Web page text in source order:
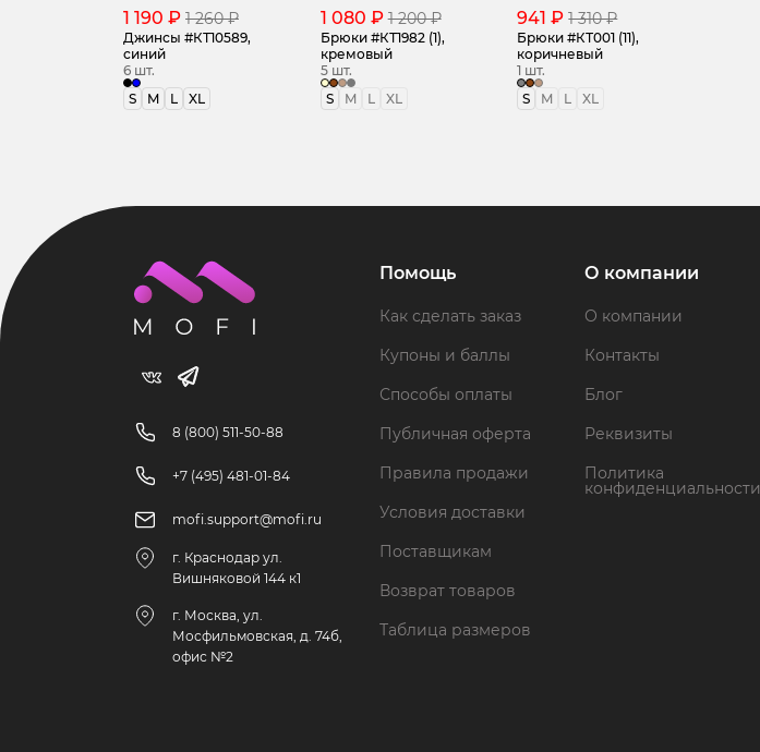
1 190 ₽ 1 260 ₽
Джинсы #КТ10589,
синий
6 шт.
S
M L XL
1 080 ₽ 1 200 ₽
Брюки #КТ1982 (1),
кремовый
5 шт.
S
M L XL
941 ₽ 1 310 ₽
Брюки #КТ001 (11),
коричневый
1 шт.
S
M L XL
8 (800) 511-50-88
+7 (495) 481-01-84
mofi.support@mofi.ru
г. Краснодар ул.
Вишняковой 144 к1
г. Москва, ул.
Мосфильмовская, д. 74б,
офис №2
Помощь
Как сделать заказ
Купоны и баллы
Способы оплаты
Публичная оферта
Правила продажи
Условия доставки
Поставщикам
Возврат товаров
Таблица размеров
О компании
О компании
Контакты
Блог
Реквизиты
Политика
конфиденциальности